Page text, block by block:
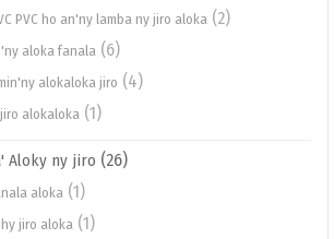
PVC ho an'ny lamba ny jiro aloka (2)
aloka fanala (6)
alokaloka jiro (4)
alokaloka (1)
Aloky ny jiro (26)
aloka (1)
jiro aloka (1)